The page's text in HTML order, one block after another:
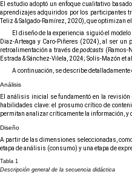
El estudio adoptó un enfoque cualitativo
aprendizajes adquiridos por los participantes
Teliz & Salgado-Ramírez, 2020), que optimizan
El diseño de la experiencia siguió el
Diaz-Arteaga y Caro-Piñeres (2024), al ser un
retroalimentación a través depodcasts (Ramos-
Estrada & Sánchez-Vilela, 2024; Solís-Mazón et
A continuación, se describe
Análisis
El análisis inicial se fundamentó en la
habilidades clave: el prosumo crítico de
permitan analizar críticamente la información, y
Diseño
A partir de las dimensiones seleccionadas,
etapa de análisis (consumo) y una etapa de
Tabla 1
Descripción general de la secuencia didáctica